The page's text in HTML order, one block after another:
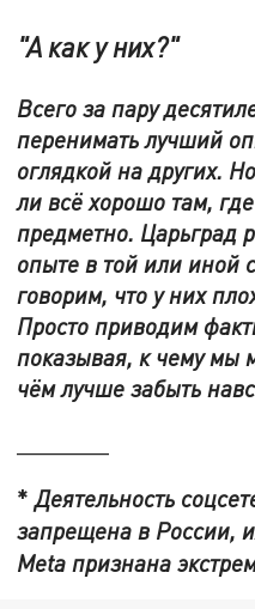
"А как у них?"
Всего за пару
перенимать лучший
оглядкой на других.
ли всё хорошо там,
предметно. Царьград
опыте в той или
говорим, что у них
Просто приводим
показывая, к чему мы
чём лучше забыть
*Деятельность
запрещена в России,
Meta признана